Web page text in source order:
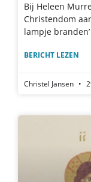
Bij Heleen
Christendom
lampje
BERICHT LEZEN
Christel Jansen